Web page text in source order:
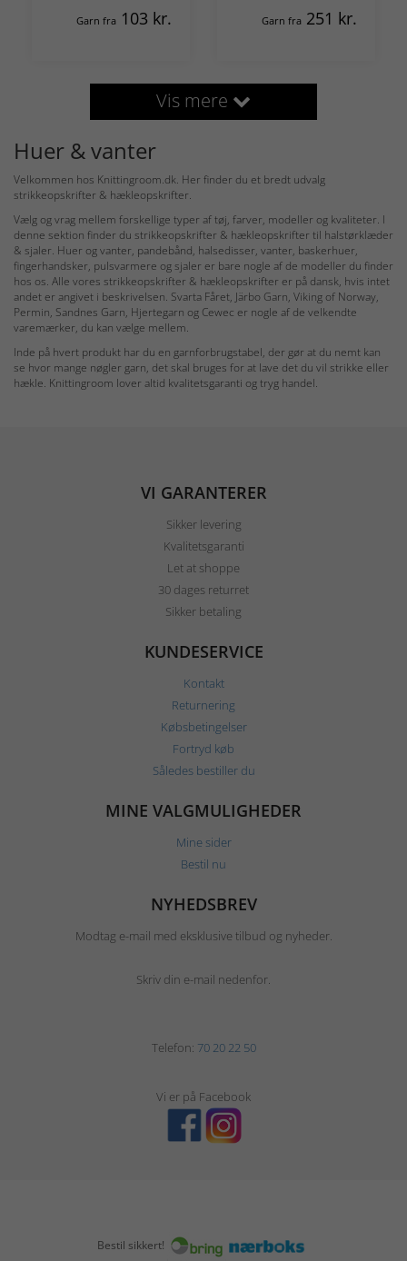
Garn fra 103 kr. Garn fra 251 kr.
Vis mere
Huer & vanter
Velkommen hos Knittingroom.dk. Her finder du et bredt udvalg
strikkeopskrifter & hækleopskrifter.
Vælg og vrag mellem forskellige typer af tøj, farver, modeller og kvaliteter. I
denne sektion finder du strikkeopskrifter & hækleopskrifter til halstørklæder
& sjaler. Huer og vanter, pandebånd, halsedisser, vanter, baskerhuer,
fingerhandsker, pulsvarmere og sjaler er bare nogle af de modeller du finder
hos os. Alle vores strikkeopskrifter & hækleopskrifter er på dansk, hvis intet
andet er angivet i beskrivelsen. Svarta Fåret, Järbo Garn, Viking of Norway,
Permin, Sandnes Garn, Hjertegarn og Cewec er nogle af de velkendte
varemærker, du kan vælge mellem.
Inde på hvert produkt har du en garnforbrugstabel, der gør at du nemt kan
se hvor mange nøgler garn, det skal bruges for at lave det du vil strikke eller
hækle. Knittingroom lover altid kvalitetsgaranti og tryg handel.
VI GARANTERER
Sikker levering
Kvalitetsgaranti
Let at shoppe
30 dages returret
Sikker betaling
KUNDESERVICE
Kontakt
Returnering
Købsbetingelser
Fortryd køb
Således bestiller du
MINE VALGMULIGHEDER
Mine sider
Bestil nu
NYHEDSBREV
Modtag e-mail med eksklusive tilbud og nyheder.
Skriv din e-mail nedenfor.
Telefon: 70 20 22 50
Vi er på Facebook
Bestil sikkert!